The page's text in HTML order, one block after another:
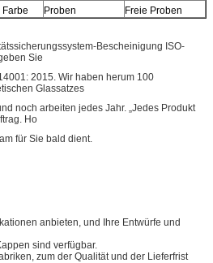
Proben Freie Proben
Bescheinigung ISO-
Sie
2015. Wir haben herum 100
Glassatzes
noch arbeiten jedes Jahr. „Jedes Produkt
Ho
für Sie bald dient.
anbieten, und Ihre Entwürfe und
sind verfügbar.
zum der Qualität und der Lieferfrist